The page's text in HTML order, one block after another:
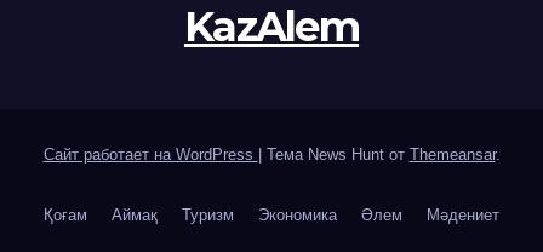
KazAlem
Сайт работает на WordPress Тема News Hunt от Themeansar.
Қоғам Аймақ Туризм Экономика Әлем Мәдениет